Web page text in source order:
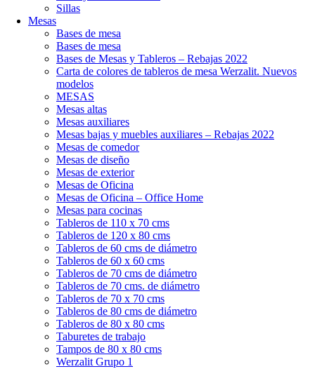
Sillas
Mesas
Bases de mesa
Bases de mesa
Bases de Mesas y Tableros – Rebajas 2022
Carta de colores de tableros de mesa Werzalit. Nuevos
modelos
MESAS
Mesas altas
Mesas auxiliares
Mesas bajas y muebles auxiliares – Rebajas 2022
Mesas de comedor
Mesas de diseño
Mesas de exterior
Mesas de Oficina
Mesas de Oficina – Office Home
Mesas para cocinas
Tableros de 110 x 70 cms
Tableros de 120 x 80 cms
Tableros de 60 cms de diámetro
Tableros de 60 x 60 cms
Tableros de 70 cms de diámetro
Tableros de 70 cms. de diámetro
Tableros de 70 x 70 cms
Tableros de 80 cms de diámetro
Tableros de 80 x 80 cms
Taburetes de trabajo
Tampos de 80 x 80 cms
Werzalit Grupo 1